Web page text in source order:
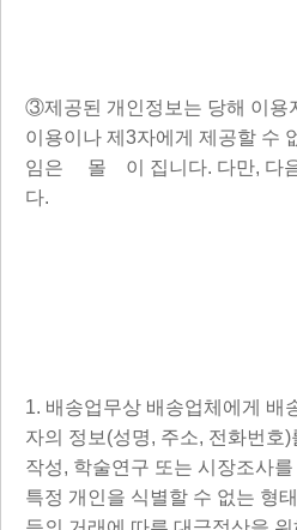
③제공된 개인정보는 당해 이용
이용이나 제3자에게 제공할 수
임은 몰 이 집니다. 다만, 다음
다.
1. 배송업무상 배송업체에게 배
자의 정보(성명, 주소, 전화번호)
작성, 학술연구 또는 시장조사
특정 개인을 식별할 수 없는 형